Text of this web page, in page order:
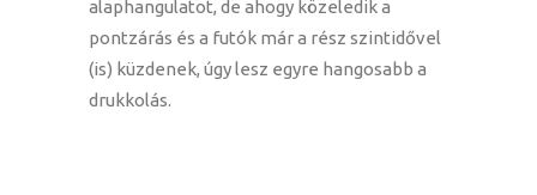
alaphangulatot, de ahogy közeledik a
pontzárás és a futók már a rész szintidővel
(is) küzdenek, úgy lesz egyre hangosabb a
drukkolás.